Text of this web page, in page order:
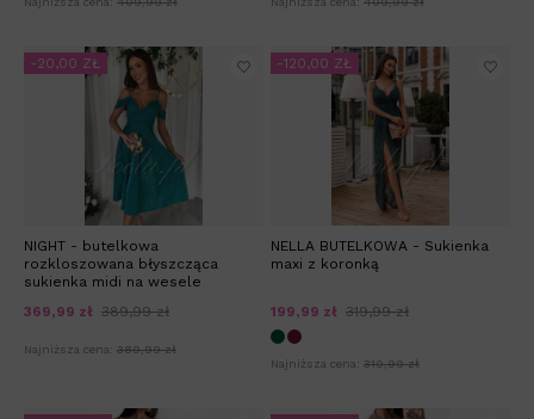
NIGHT - butelkowa
rozkloszowana błyszcząca
sukienka midi na wesele
369,99 zł 389,99 zł
Najniższa cena: 389,99 zł
-20,00 ZŁ
NELLA BUTELKOWA - Sukienka
maxi z koronką
199,99 zł 319,99 zł
Najniższa cena: 319,99 zł
-120,00 ZŁ